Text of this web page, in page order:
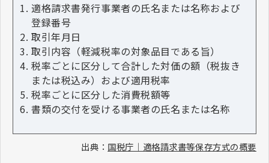
適格請求書発行事業者の氏名または名称および
登録番号
取引年月日
取引内容（軽減税率の対象品目である旨）
税率ごとに区分して合計した対価の額（税抜き
または税込み）および適用税率
税率ごとに区分した消費税額等
書類の交付を受ける事業者の氏名または名称
出典： 国税庁｜適格請求書等保存方式の概要